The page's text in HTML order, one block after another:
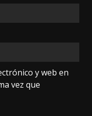
y web en
vez que